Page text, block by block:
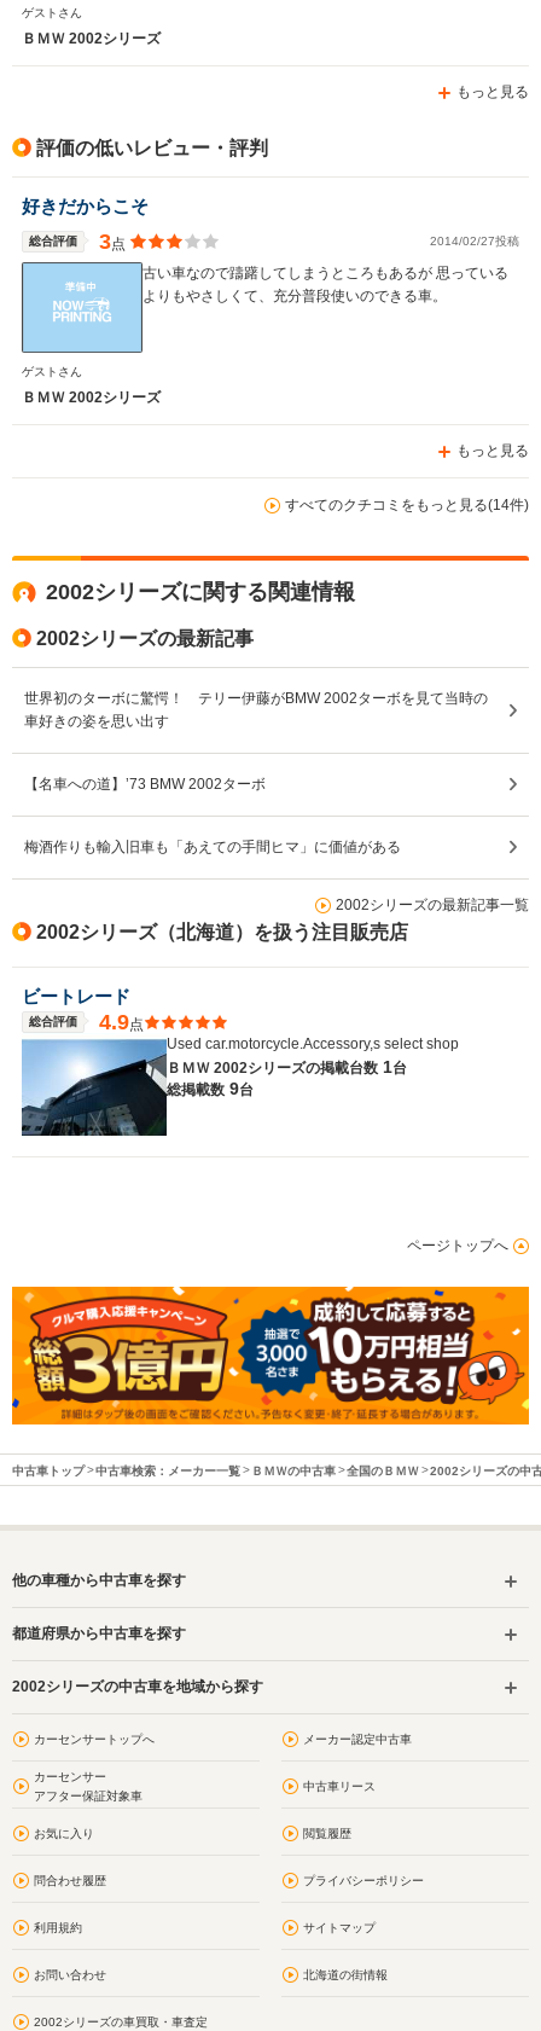
駆動方式 FR
3201～
ゲストさん
ＢＭＷ 2002シリーズ
もっと見る
評価の低いレビュー・評判
好きだからこそ
総合評価 3点 2014/02/27投稿
古い車なので躊躇してしまうところもあるが 思っている
よりもやさしくて、充分普段使いのできる車。
ゲストさん
ＢＭＷ 2002シリーズ
もっと見る
すべてのクチコミをもっと見る(14件)
2002シリーズに関する関連情報
2002シリーズの最新記事
世界初のターボに驚愕！ テリー伊藤がBMW 2002ターボを見て当時の
車好きの姿を思い出す
【名車への道】’73 BMW 2002ターボ
梅酒作りも輸入旧車も「あえての手間ヒマ」に価値がある
2002シリーズの最新記事一覧
2002シリーズ（北海道）を扱う注目販売店
ビートレード
総合評価 4.9点
Used car.motorcycle.Accessory,s select shop
ＢＭＷ 2002シリーズの掲載台数 1台
総掲載数 9台
ページトップへ
中古車トップ 中古車検索：メーカー一覧 ＢＭＷの中古車 全国のＢＭＷ 2002シリーズの中
他の車種から中古車を探す
都道府県から中古車を探す
2002シリーズの中古車を地域から探す
カーセンサートップへ メーカー認定中古車
カーセンサー
アフター保証対象車
中古車リース
お気に入り 閲覧履歴
問合わせ履歴 プライバシーポリシー
利用規約 サイトマップ
お問い合わせ 北海道の街情報
2002シリーズの車買取・車査定